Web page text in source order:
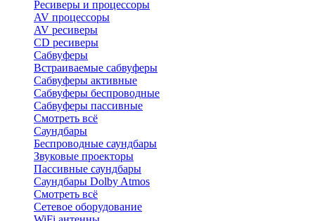
Ресиверы и процессоры
AV процессоры
AV ресиверы
CD ресиверы
Сабвуферы
Встраиваемые сабвуферы
Сабвуферы активные
Сабвуферы беспроводные
Сабвуферы пассивные
Смотреть всё
Саундбары
Беспроводные саундбары
Звуковые проекторы
Пассивные саундбары
Саундбары Dolby Atmos
Смотреть всё
Сетевое оборудование